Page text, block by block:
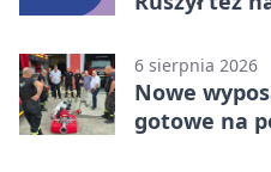
6 sierpnia 2026
Nowe
gotowe na